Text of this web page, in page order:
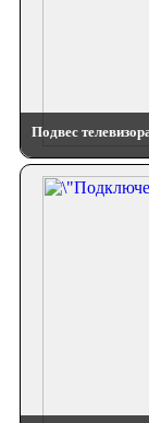
Подвес